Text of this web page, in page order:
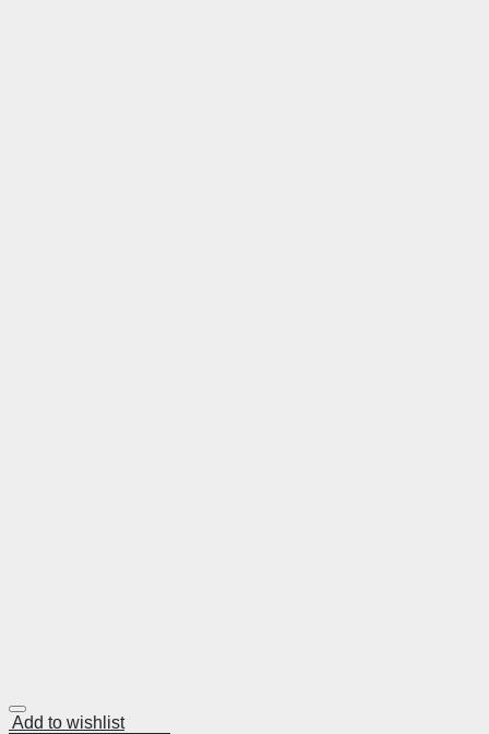
Add to wishlist